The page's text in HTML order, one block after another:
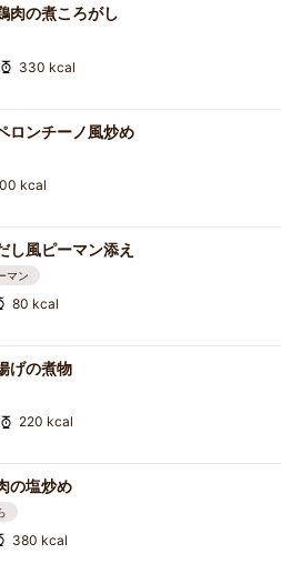
肉の煮ころがし
330 kcal
ロンチーノ風炒め
kcal
し風ピーマン添え
マン
80 kcal
げの煮物
220 kcal
の塩炒め
380 kcal